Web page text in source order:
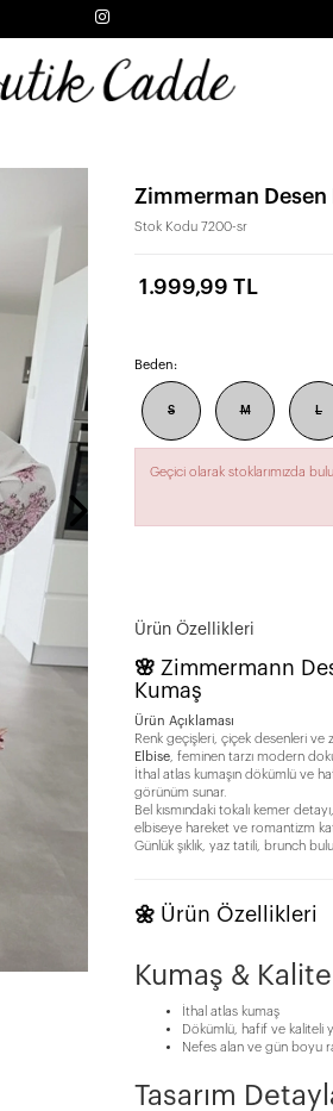
Zimmerman Desen
Stok Kodu 7200-sr
1.999,99 TL
Beden:
S M L
Geçici olarak stoklarımızda
Ürün Özellikleri
🌸 Zimmermann
Kumaş
Ürün Açıklaması
Renk geçişleri, çiçek desenleri ve
Elbise , feminen tarzı modern
İthal atlas kumaşın dökümlü ve
görünüm sunar.
Bel kısmındaki tokalı kemer
elbiseye hareket ve romantizm
Günlük şıklık, yaz tatili, brunch
🌼 Ürün Özellikleri
Kumaş & Kalite
İthal atlas kumaş
Dökümlü, hafif ve kaliteli
Nefes alan ve gün boyu
Tasarım